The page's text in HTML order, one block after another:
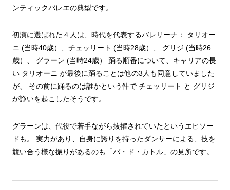
ンティックバレエの典型です。
初演に選ばれた４人は、時代を代表するバレリーナ： タリオー
ニ (当時40歳）、チェッリート (当時28歳）、 グリジ (当時26
歳）、 グラーン (当時24歳） 踊る順番について、キャリアの長
い タリオーニ が最後に踊ることは他の3人も同意していました
が、 その前に踊るのは誰かという件で チェッリート と グリジ
が諍いを起こしたそうです。
グラーンは、代役で若手ながら抜擢されていたというエピソー
ドも。 実力があり、自身に誇りを持ったダンサーによる、技を
競い合う様な振りがあるのも「パ・ド・カトル」の見所です。